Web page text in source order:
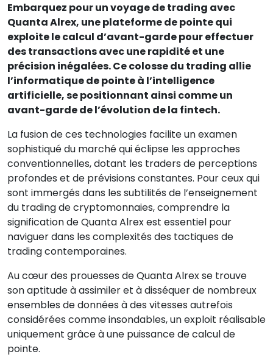
Embarquez pour un voyage de trading avec
Quanta Alrex, une plateforme de pointe qui
exploite le calcul d’avant-garde pour effectuer
des transactions avec une rapidité et une
précision inégalées. Ce colosse du trading allie
l’informatique de pointe à l’intelligence
artificielle, se positionnant ainsi comme un
avant-garde de l’évolution de la fintech.
La fusion de ces technologies facilite un examen
sophistiqué du marché qui éclipse les approches
conventionnelles, dotant les traders de perceptions
profondes et de prévisions constantes. Pour ceux qui
sont immergés dans les subtilités de l’enseignement
du trading de cryptomonnaies, comprendre la
signification de Quanta Alrex est essentiel pour
naviguer dans les complexités des tactiques de
trading contemporaines.
Au cœur des prouesses de Quanta Alrex se trouve
son aptitude à assimiler et à disséquer de nombreux
ensembles de données à des vitesses autrefois
considérées comme insondables, un exploit réalisable
uniquement grâce à une puissance de calcul de
pointe.